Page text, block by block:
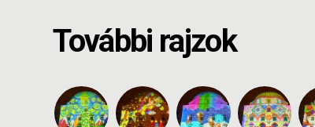
További rajzok